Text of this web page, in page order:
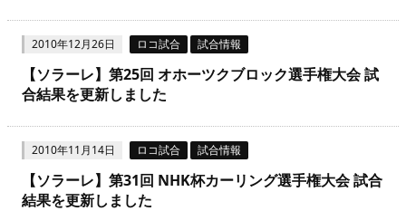
2010年12月26日 ロコ試合 試合情報
【ソラーレ】第25回 オホーツクブロック選手権大会 試
合結果を更新しました
2010年11月14日 ロコ試合 試合情報
【ソラーレ】第31回 NHK杯カーリング選手権大会 試合
結果を更新しました